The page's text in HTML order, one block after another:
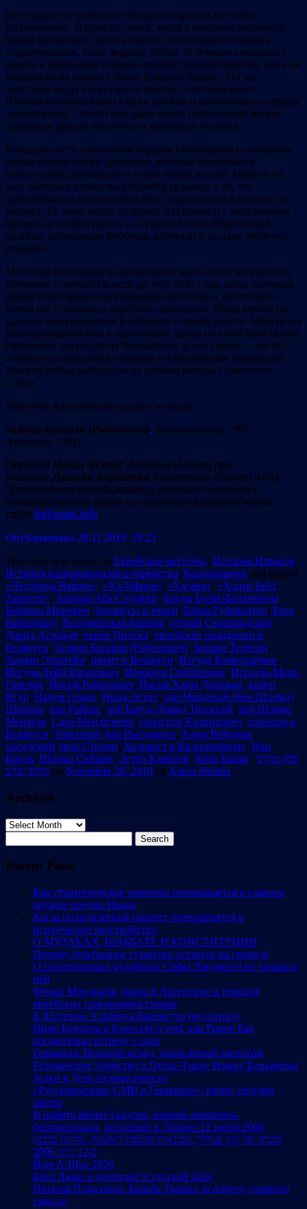
Беспорядки и грабежи не обошли стороной местечко
Калинковичи. В одну из ночей, когда в местечко ворвались
банды балаховцев, десять евреев, попытавшиеся оказать
сопротивление, были зверски убиты. В течение нескольких
недель в маленьком городке свирепствовали бандиты, пока не
подоспели на подмогу части Красной Армии. Тут же
крестьяне округа восставали против советской власти.
Юноши местечка взяли в руки оружие и организовали отряды
самообороны – порой они даже ценой собственной жизни
защищали другие местечки от грабежа и насилия.
Большую часть участников отрядов самообороны составляли
члены сионистского движения, которые продолжали
сионистскую деятельность и при новой власти. Многие из
них пытались нелегально перейти границу, и те, что
задерживались пограничниками, отправлялись в ссылку, на
каторгу. Те, кому везло, селились в Израиле и с энтузиазмом
брались за любую работу – осушали болота Изреельской
долины, основывали киббуцы, работали в составе «рабочих
отрядов».
Местечко Калинковичи продолжало жить своей жизнью под
бременем советской власти до лета 1941 года, когда полчища
фашистской армии оккупировали местечко и уничтожили
почти всё оставшееся еврейское население. Лишь немногим
удалось эвакуироваться и избежать горькой участи. Многие их
них присоединились к партизанам, среди них мой брат Йосеф
Рабинович (да отомстит Всевышний за его смерть) – он был
повешен на городской площади гестаповскими подонками.
Многих война разбросала по разным концам Советского
Союза.
Местечко Калинковичи было и исчезло…
Залман Багарав (Рабинович), (Калинковичи, 1902 –
Ашкелон, 1983)
Перевод Нины Эстис (Модиин-Иллит) при
участии Давида Агранова (поселение Алоней Аба).
Допускается использование данного перевода в
некоммерческих целях со ссылкой на переводчиков и
сайт belisrael.info
Опубликовано 28.11.2019 19:23
This entry was posted in Еврейское местечко, История Израиля,
История калинковичского еврейства, Калинковичи and tagged
«Лестница Яакова», «Ха-Цфира», «Хагана», «Хацер Бейт
Акнесет», Авраам-Аба Слуцкий, банды Булак-Балаховича,
Бейниш Миневич, белорусы и евреи, Берко-Губернатор, Берл
Рабинович, Воложинская йешива, гетман Скоропадский,
Давид Агранов, евреи Пинска, еврейские праздники в
Беларуси, Залман Багарав (Рабинович), Залман Телесин,
Залман Эпштейн, иврит в Беларуси, Иегуда Комиссарчик,
Иегуда-Лейб Каганович, Иехошуа Глойберман, Исраэль-Меир
Горелик, Йосеф Рабинович, Йосеф Хаим Дорожко, кибуц
Ягур, Нахум Гомон, Нина Эстис, рав Мордехай (Бен Шломо)
Шапиро, рав Райнес, реб Барух-Довид Тверский, реб Шломо
Менакер, Сара Менделеева, синагоги Калинкович, сионизм в
Беларуси, Торговый дом Высоцкого, Хаим Вейцман,
хасидский двор Столин, Холокост в Калинковичах, Цви
Кроль, Шломо Сайман, Эстер Клейнер, Яков Барам, זלמן בהרב,
סולם יעקב on November 28, 2019 by Aaron Shustin.
Archives
Archives
for:
Recent Posts
Как стратегическое терпение превращается в главное
оружие против Ирана
Когда политический протест превращается в
психическое расстройство
О МУДАКАХ, ШАББАТЕ И КОНСТИТУЦИИ
Почему бульбашное существо остается на свободе
О политических кульбитах Софы Ландвер и не только о
ней
Финал Мондиаля, драма в Аргентине и реакция
еврейских самоненавистников
К 82-летию Альберта Капенгута (русс/итал)
Ицик Бунцель в Кнессете о том, как Ронен Бар
организовал встречу с ним
Германия: Великий исход, написанный шепотом
Резонансное убийство в Петах-Тикве Иману Биньямина
Залки в День независимости
«Русскоязычные СМИ в Германии»: вчера, сегодня,
завтра
В память Керен Тандлер, первой женщины-
бортмеханика, погибшей в Ливане 12 июня 2006
לזכרה של קרן טנדלר, מכונאית מוטסת ראשונה, נהרגה בלבנון
ב-12 ביוני 2006
Йом А-Шоа 2026
Берл Лазар о политике и русской бане
Наталья Плюснина. Борьба Трампа за победу здравого
смысла